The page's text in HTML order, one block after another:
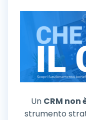
Un CRM non
strumento